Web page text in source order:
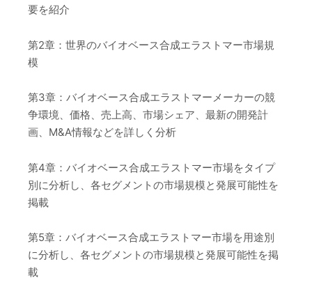
要を紹介
第2章：世界のバイオベース合成エラストマー市場規
模
第3章：バイオベース合成エラストマーメーカーの競
争環境、価格、売上高、市場シェア、最新の開発計
画、M&A情報などを詳しく分析
第4章：バイオベース合成エラストマー市場をタイプ
別に分析し、各セグメントの市場規模と発展可能性を
掲載
第5章：バイオベース合成エラストマー市場を用途別
に分析し、各セグメントの市場規模と発展可能性を掲
載